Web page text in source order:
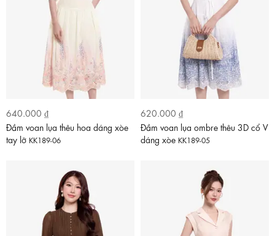
640.000 ₫
Đầm voan lụa thêu hoa dáng xòe
tay lỡ KK189-06
620.000 ₫
Đầm voan lụa ombre thêu 3D cổ V
dáng xòe KK189-05